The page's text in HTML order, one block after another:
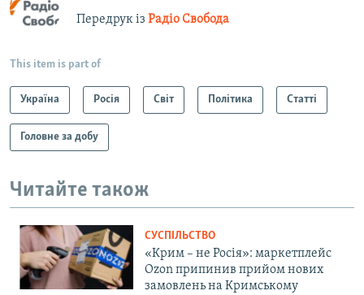
Передрук із Радіо Свобода
This item is part of
Україна Росія Світ Політика Статті
Головне за добу
Читайте також
СУСПІЛЬСТВО
«Крим – не Росія»: маркетплейс
Ozon припинив прийом нових
замовлень на Кримському